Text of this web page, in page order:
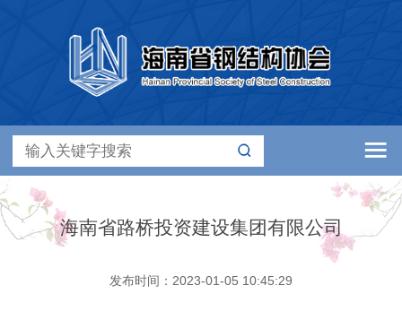
海南省路桥投资建设集团有限公司
发布时间：2023-01-05 10:45:29